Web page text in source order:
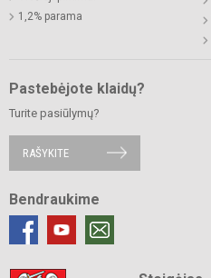
1,2% parama
Pastebėjote klaidų?
Turite pasiūlymų?
RAŠYKITE
Bendraukime